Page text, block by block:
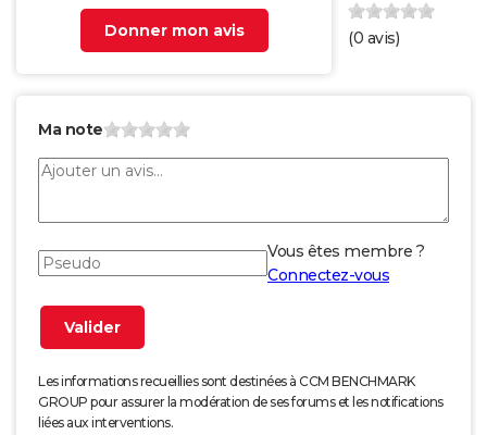
Donner mon avis
(0 avis)
Ma note
Vous êtes membre ?
Connectez-vous
Les informations recueillies sont destinées à CCM BENCHMARK
GROUP pour assurer la modération de ses forums et les notifications
liées aux interventions.